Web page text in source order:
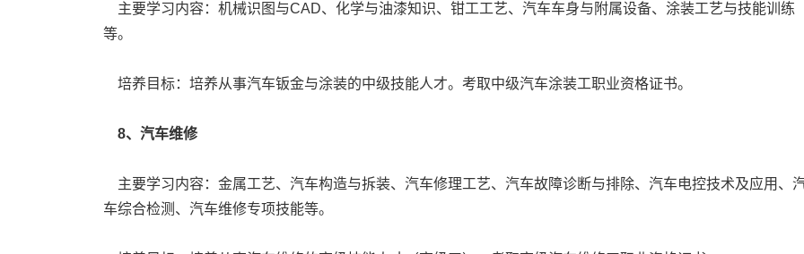
主要学习内容：机械识图与CAD、化学与油漆知识、钳工工艺、汽车车身与附属设备、涂装工艺与技能训练
等。
培养目标：培养从事汽车钣金与涂装的中级技能人才。考取中级汽车涂装工职业资格证书。
8、汽车维修
主要学习内容：金属工艺、汽车构造与拆装、汽车修理工艺、汽车故障诊断与排除、汽车电控技术及应用、
车综合检测、汽车维修专项技能等。